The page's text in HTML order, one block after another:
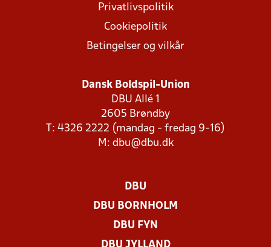
Privatlivspolitik
Cookiepolitik
Betingelser og vilkår
Dansk Boldspil-Union
DBU Allé 1
2605 Brøndby
T: 4326 2222 (mandag - fredag 9-16)
M: dbu@dbu.dk
DBU
DBU BORNHOLM
DBU FYN